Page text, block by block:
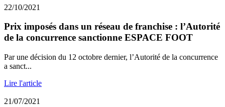
22/10/2021
Prix imposés dans un réseau de franchise : l’Autorité
de la concurrence sanctionne ESPACE FOOT
Par une décision du 12 octobre dernier, l’Autorité de la concurrence
a sanct...
Lire l'article
21/07/2021